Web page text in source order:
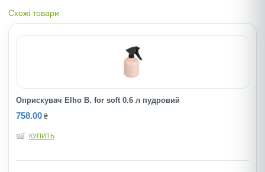
Схожі товари
Оприскувач Elho В. for soft 0.6 л пудровий
758.00 ₴
КУПИТЬ